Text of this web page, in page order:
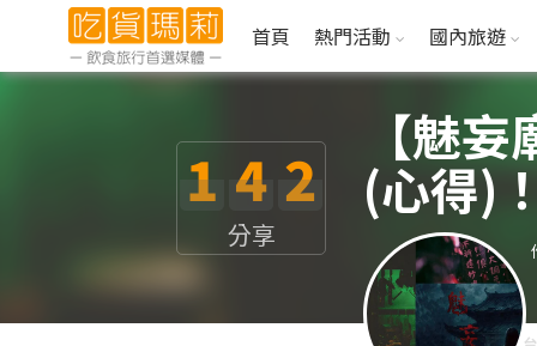
首頁 熱門活動 國內旅遊
1 4 2
分享
【魅
(心得)